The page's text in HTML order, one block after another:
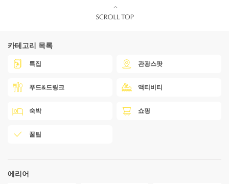
카테고리 목록
특집 관광스팟
푸드&드링크 액티비티
숙박 쇼핑
꿀팁
에리어